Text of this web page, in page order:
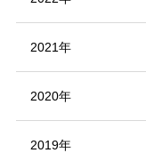
2021年
2020年
2019年